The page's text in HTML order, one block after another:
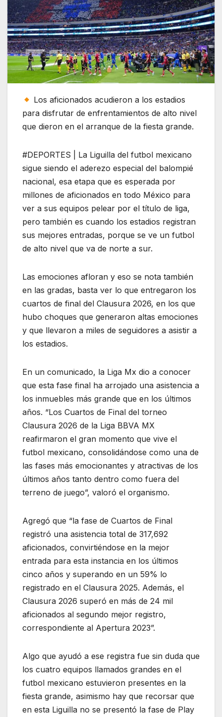
Los aficionados acudieron a los estadios
para disfrutar de enfrentamientos de alto nivel
que dieron en el arranque de la fiesta grande.
#DEPORTES | La Liguilla del futbol mexicano
sigue siendo el aderezo especial del balompié
nacional, esa etapa que es esperada por
millones de aficionados en todo México para
ver a sus equipos pelear por el título de liga,
pero también es cuando los estadios registran
sus mejores entradas, porque se ve un futbol
de alto nivel que va de norte a sur.
Las emociones afloran y eso se nota también
en las gradas, basta ver lo que entregaron los
cuartos de final del Clausura 2026, en los que
hubo choques que generaron altas emociones
y que llevaron a miles de seguidores a asistir a
los estadios.
En un comunicado, la Liga Mx dio a conocer
que esta fase final ha arrojado una asistencia a
los inmuebles más grande que en los últimos
años. “Los Cuartos de Final del torneo
Clausura 2026 de la Liga BBVA MX
reafirmaron el gran momento que vive el
futbol mexicano, consolidándose como una de
las fases más emocionantes y atractivas de los
últimos años tanto dentro como fuera del
terreno de juego”, valoró el organismo.
Agregó que “la fase de Cuartos de Final
registró una asistencia total de 317,692
aficionados, convirtiéndose en la mejor
entrada para esta instancia en los últimos
cinco años y superando en un 59% lo
registrado en el Clausura 2025. Además, el
Clausura 2026 superó en más de 24 mil
aficionados al segundo mejor registro,
correspondiente al Apertura 2023”.
Algo que ayudó a ese registra fue sin duda que
los cuatro equipos llamados grandes en el
futbol mexicano estuvieron presentes en la
fiesta grande, asimismo hay que recorsar que
en esta Liguilla no se presentó la fase de Play